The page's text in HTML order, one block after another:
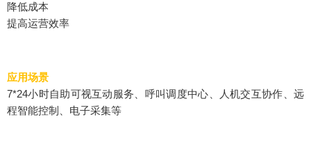
降低成本
提高运营效率
应用场景
7*24小时自助可视互动服务、呼叫调度中心、人机交互协作、远
程智能控制、电子采集等